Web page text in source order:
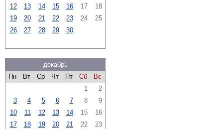
12
13 14 15 16 17
18
19
20 21 22 23 24
25
26
27 28 29 30
декабрь
Пн
Вт Ср Чт Пт Сб
Вс
1
2
3
4 5 6 7 8
9
10
11 12 13 14 15
16
17
18 19 20 21 22
23